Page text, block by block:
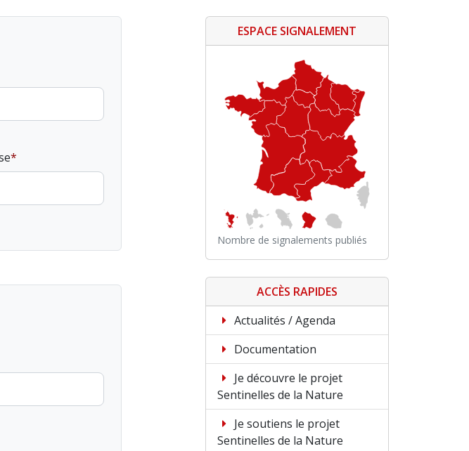
ESPACE SIGNALEMENT
Nombre de signalements publiés
ACCÈS RAPIDES
Actualités / Agenda
Documentation
Je découvre le projet
Sentinelles de la Nature
Je soutiens le projet
Sentinelles de la Nature